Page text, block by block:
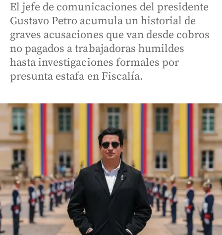
El jefe de comunicaciones del presidente
Gustavo Petro acumula un historial de
graves acusaciones que van desde cobros
no pagados a trabajadoras humildes
hasta investigaciones formales por
presunta estafa en Fiscalía.